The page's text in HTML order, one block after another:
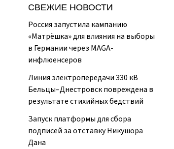
СВЕЖИЕ НОВОСТИ
Россия запустила кампанию
«Матрёшка» для влияния на выборы
в Германии через MAGA-
инфлюенсеров
Линия электропередачи 330 кВ
Бельцы–Днестровск повреждена в
результате стихийных бедствий
Запуск платформы для сбора
подписей за отставку Никушора
Дана